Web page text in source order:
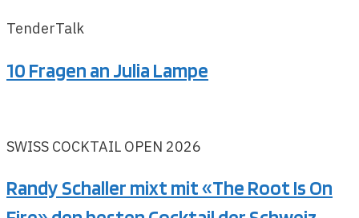
TenderTalk
10 Fragen an Julia Lampe
SWISS COCKTAIL OPEN 2026
Randy Schaller mixt mit «The Root Is On